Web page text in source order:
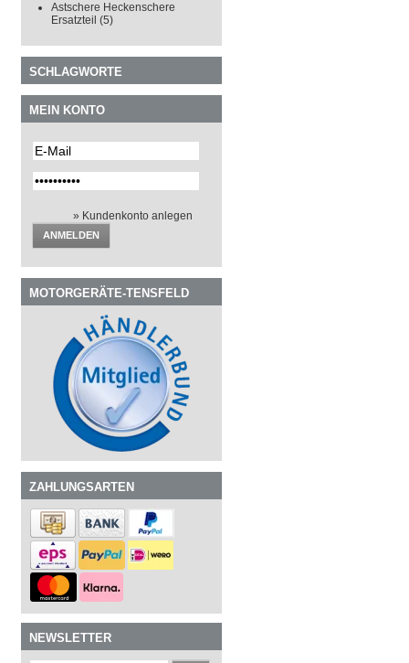
Astschere Heckenschere
Ersatzteil (5)
SCHLAGWORTE
MEIN KONTO
» Kundenkonto anlegen
ANMELDEN
MOTORGERÄTE-TENSFELD
ZAHLUNGSARTEN
NEWSLETTER